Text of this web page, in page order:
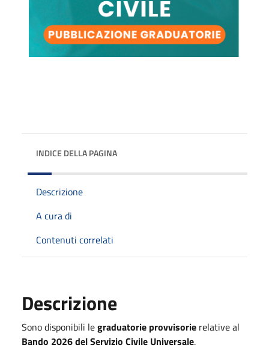
INDICE DELLA PAGINA
Descrizione
A cura di
Contenuti correlati
Descrizione
Sono disponibili legraduatorie provvisorie relative al
Bando 2026 del Servizio Civile Universale.